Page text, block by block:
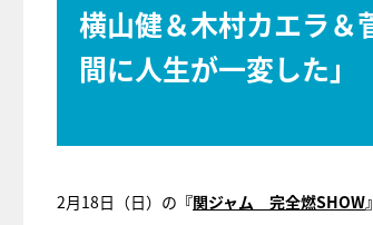
横山健＆木村カエラ＆
間に人生が一変した」
2月18日（日）の 『関ジャム 完全燃SHOW』